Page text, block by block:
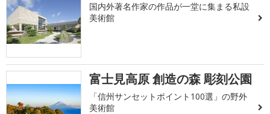
国内外著名作家の作品が一堂に集まる私設
美術館
富士見高原 創造の森 彫刻公園
「信州サンセットポイント100選」の野外
美術館